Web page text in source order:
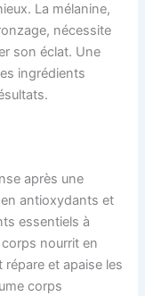
La mélanine,
nécessite
son éclat. Une
ingrédients
après une
antioxydants et
essentiels à
nourrit en
et apaise les
corps